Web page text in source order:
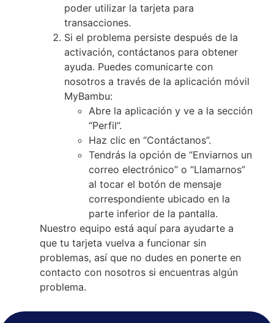
poder utilizar la tarjeta para
transacciones.
Si el problema persiste después de la
activación, contáctanos para obtener
ayuda. Puedes comunicarte con
nosotros a través de la aplicación móvil
MyBambu:
Abre la aplicación y ve a la sección
“Perfil”.
Haz clic en “Contáctanos”.
Tendrás la opción de “Enviarnos un
correo electrónico” o “Llamarnos”
al tocar el botón de mensaje
correspondiente ubicado en la
parte inferior de la pantalla.
Nuestro equipo está aquí para ayudarte a
que tu tarjeta vuelva a funcionar sin
problemas, así que no dudes en ponerte en
contacto con nosotros si encuentras algún
problema.